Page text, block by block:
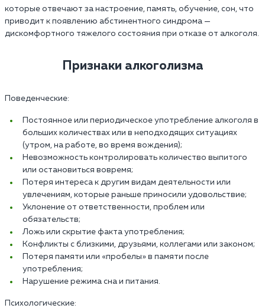
которые отвечают за настроение, память, обучение, сон, что
приводит к появлению абстинентного синдрома —
дискомфортного тяжелого состояния при отказе от алкоголя.
Признаки алкоголизма
Поведенческие:
Постоянное или периодическое употребление алкоголя в
больших количествах или в неподходящих ситуациях
(утром, на работе, во время вождения);
Невозможность контролировать количество выпитого
или остановиться вовремя;
Потеря интереса к другим видам деятельности или
увлечениям, которые раньше приносили удовольствие;
Уклонение от ответственности, проблем или
обязательств;
Ложь или скрытие факта употребления;
Конфликты с близкими, друзьями, коллегами или законом;
Потеря памяти или «пробелы» в памяти после
употребления;
Нарушение режима сна и питания.
Психологические: